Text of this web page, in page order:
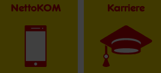
NettoKOM Karriere